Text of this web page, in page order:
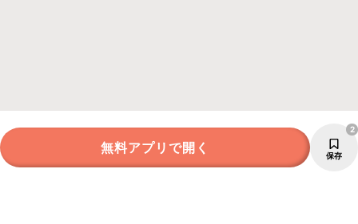
無料アプリで開く 保存
2